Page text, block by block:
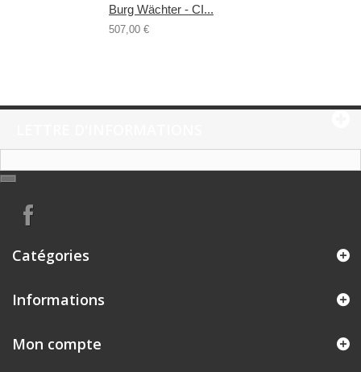
Burg Wächter - CI...
507,00 €
Catégories
Informations
Mon compte